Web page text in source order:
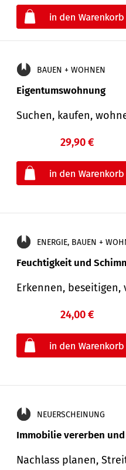
BAUEN + WOHNEN
Eigentumswohnung
Suchen, kaufen,
29,90 €
ENERGIE, BAUEN +
Feuchtigkeit und
Erkennen, beseitigen,
24,00 €
NEUERSCHEINUNG
Immobilie vererben
Nachlass planen,